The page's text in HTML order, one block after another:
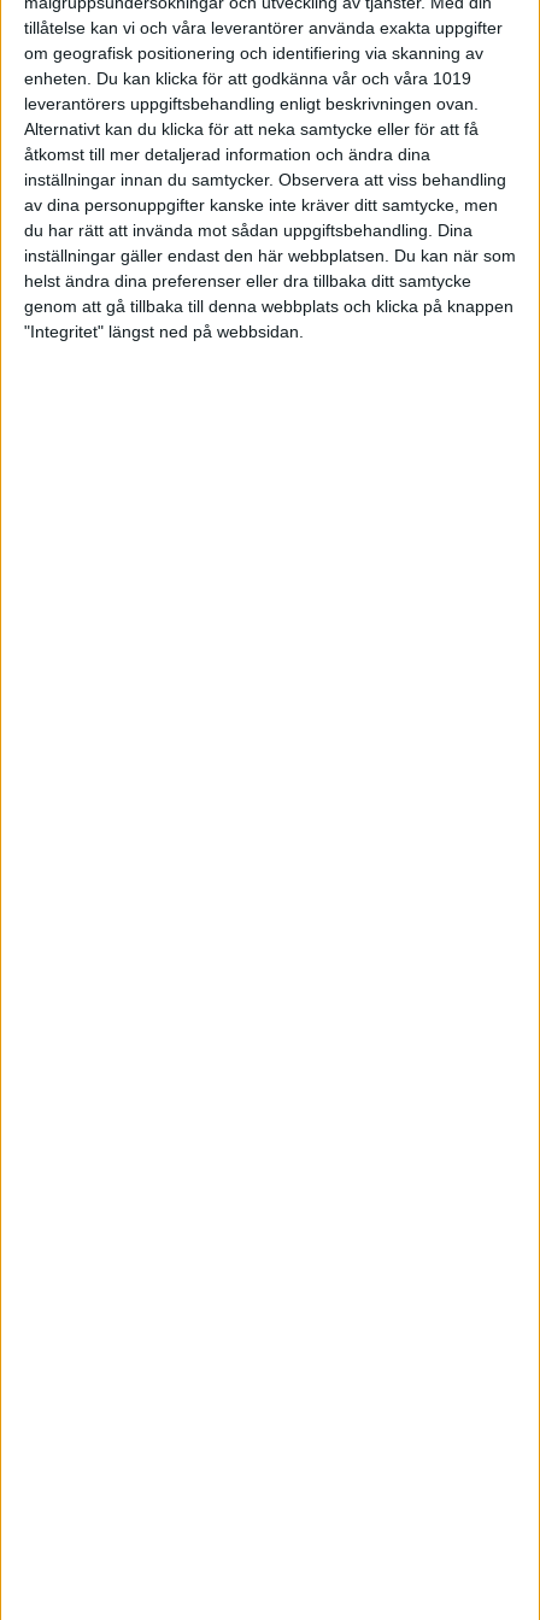
tillåtelse kan vi och våra leverantörer använda exakta uppgifter
om geografisk positionering och identifiering via skanning av
enheten. Du kan klicka för att godkänna vår och våra 1019
leverantörers uppgiftsbehandling enligt beskrivningen ovan.
Alternativt kan du klicka för att neka samtycke eller för att få
åtkomst till mer detaljerad information och ändra dina
inställningar innan du samtycker. Observera att viss behandling
av dina personuppgifter kanske inte kräver ditt samtycke, men
du har rätt att invända mot sådan uppgiftsbehandling. Dina
inställningar gäller endast den här webbplatsen. Du kan när som
helst ändra dina preferenser eller dra tillbaka ditt samtycke
genom att gå tillbaka till denna webbplats och klicka på knappen
"Integritet" längst ned på webbsidan.
behövs i rutan för Försäkringstagare)
Frågor om försäkringen eller i samband med en
skada besvaras av vår försäkringsrådgivare S.P
Sportförsäkringar.
Kontaktpersoner:
Henrik
Sjögrenhenrik.sjogren@soderbergpartners.se
Viktor
Ageskärviktor.ageskar@soderbergpartners.se
Carl Roséncarl.rosen@soderbergpartners.se
303 32 36 (
pappaledig till 2026-09-01